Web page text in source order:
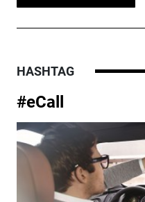
HASHTAG
#eCall